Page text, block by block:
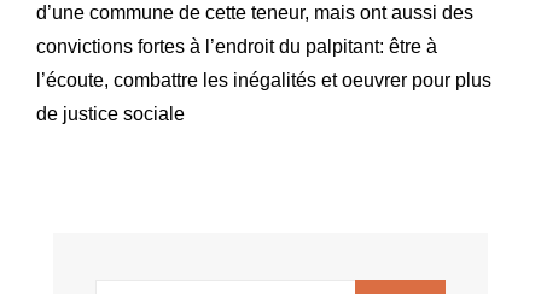
d’une commune de cette teneur, mais ont aussi des
convictions fortes à l’endroit du palpitant: être à
l’écoute, combattre les inégalités et oeuvrer pour plus
de justice sociale